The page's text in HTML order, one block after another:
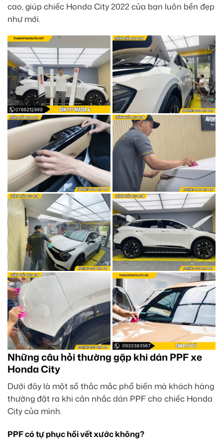
cao, giúp chiếc Honda City 2022 của bạn luôn bền đẹp
như mới.
Những câu hỏi thường gặp khi dán PPF xe
Honda City
Dưới đây là một số thắc mắc phổ biến mà khách hàng
thường đặt ra khi cân nhắc dán PPF cho chiếc Honda
City của mình.
PPF có tự phục hồi vết xước không?